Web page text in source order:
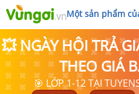
Một sản phẩm
💥 NGÀY HỘI TRẢ
THEO GIÁ
🎯 LỚP 1-12 TẠI